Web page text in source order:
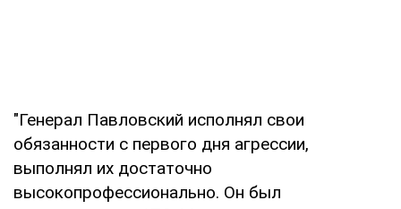
"Генерал Павловский исполнял свои
обязанности с первого дня агрессии,
выполнял их достаточно
высокопрофессионально. Он был